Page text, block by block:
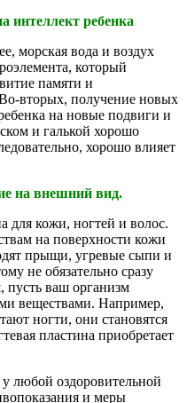
интеллект ребенка
морская вода и воздух
который
памяти и
вторых, получение новых
на новые подвиги и
и галькой хорошо
хорошо влияет
на внешний вид.
для кожи, ногтей и волос.
на поверхности кожи
прыщи, угревые сыпи и
не обязательно сразу
пусть ваш организм
веществами. Например,
ногти, они становятся
пластина приобретает
любой оздоровительной
и меры